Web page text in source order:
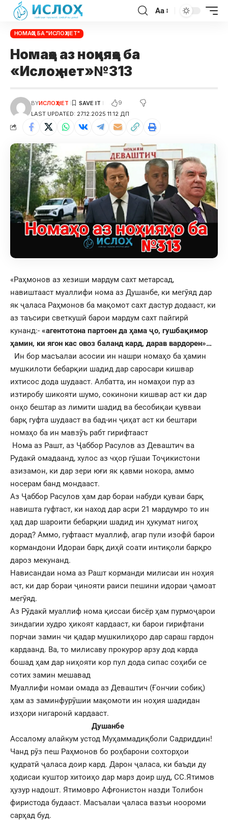
Aa
НОМАҲО БА "ИСЛОҲ.НЕТ"
Номаҳо аз ноҳияҳо ба
«Ислоҳ.нет»№313
LAST UPDATED: 27.12.2025 11:12 ДП
BYИСЛОҲ НЕТ 9
«Раҳмонов аз хезиши мардум сахт метарсад,
навиштааст муаллифи нома аз Душанбе, ки мегӯяд дар
як ҷаласа Раҳмонов ба мақомот сахт дастур додааст, ки
аз таъсири светкушӣ барои мардум сахт пайгирӣ
кунанд:- «агентотона партоен да ҳама ҷо, гушбақимор
ҳамин, ки ягон кас овоз баланд кард, дарав вардорен»…
Ин бор масъалаи асосии ин нашри номаҳо ба ҳамин
мушкилоти бебарқии шадид дар саросари кишвар
ихтисос дода шудааст. Албатта, ин номаҳои пур аз
изтиробу шикояти шумо, сокинони кишвар аст ки дар
онҳо бештар аз лимити шадид ва бесобиқаи қувваи
барқ гуфта шудааст ва бад-ин ҷиҳат аст ки бештари
номаҳо ба ин мавзӯъ рабт гирифтааст
Нома аз Рашт, аз Ҷаббор Расулов аз Деваштич ва
Рудакӣ омадаанд, хулос аз чҳор гӯшаи Тоҷикистони
азизамон, ки дар зери юғи як қавми нокора, аммо
носерам банд мондааст.
Аз Ҷаббор Расулов ҳам дар бораи набуди қуваи барқ
навишта гуфтаст, ки наход дар асри 21 мардумро то ин
ҳад дар шароити бебарқии шадид ин ҳукумат нигоҳ
дорад? Аммо, гуфтааст муаллиф, агар пули изофӣ барои
кормандони Идораи барқ диҳӣ соати интиқоли барқро
дароз мекунанд.
Нависандаи нома аз Рашт корманди милисаи ин ноҳия
аст, ки дар бораи ҷинояти раиси пешини идораи ҷамоат
мегӯяд.
Аз Рӯдакӣ муаллиф нома қиссаи бисёр ҳам пурмоҷарои
зиндагии худро ҳикоят кардааст, ки барои гирифтани
порчаи замин чи қадар мушкилиҳоро дар сараш гардон
кардаанд. Ва, то милисаву прокурор арзу дод карда
бошад ҳам дар ниҳояти кор пул дода сипас соҳиби се
сотих замин мешавад
Муаллифи номаи омада аз Деваштич (Ғончии собиқ)
ҳам аз заминфурӯшии мақомоти ин ноҳия шадидан
изҳори нигаронӣ кардааст.
Душанбе
Ассалому алайкум устод Муҳаммадиқболи Садриддин!
Чанд рӯз пеш Раҳмонов бо роҳбарони сохторҳои
қудратӣ ҷаласа доир кард. Дарон ҷаласа, ки баъди ду
ҳодисаи куштор хитоиҳо дар марз доир шуд, СС.Ятимов
ҳузур надошт. Ятимовро Афғонистон назди Толибон
фиристода будааст. Масъалаи ҷаласа вазъи ноороми
сарҳад буд.